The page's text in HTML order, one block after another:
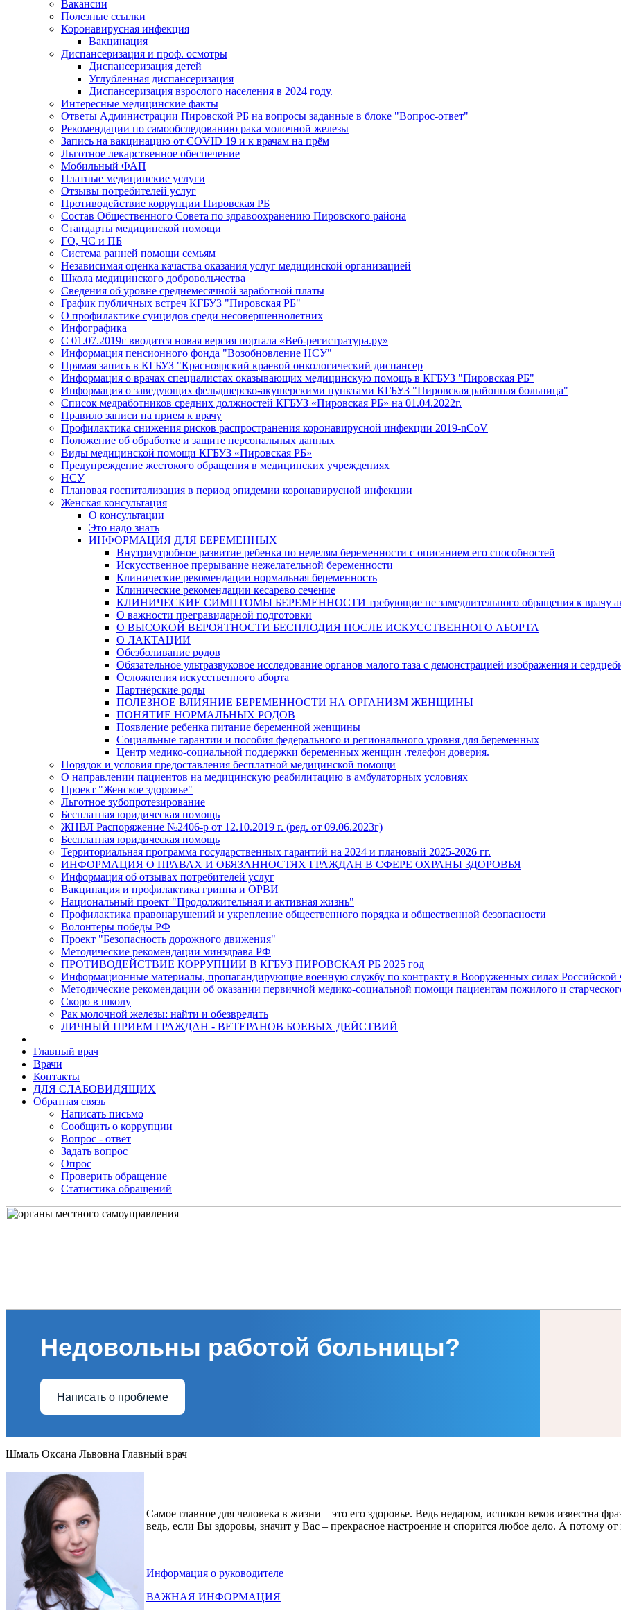
Вакансии
Полезные ссылки
Коронавирусная инфекция
Вакцинация
Диспансеризация и проф. осмотры
Диспансеризация детей
Углубленная диспансеризация
Диспансеризация взрослого населения в 2024 году.
Интересные медицинские факты
Ответы Администрации Пировской РБ на вопросы заданные в блоке "Вопрос-ответ"
Рекомендации по самообследованию рака молочной железы
Запись на вакцинацию от COVID 19 и к врачам на прём
Льготное лекарственное обеспечение
Мобильный ФАП
Платные медицинские услуги
Отзывы потребителей услуг
Противодействие коррупции Пировская РБ
Состав Общественного Совета по здравоохранению Пировского района
Стандарты медицинской помощи
ГО, ЧС и ПБ
Система ранней помощи семьям
Независимая оценка качаства оказания услуг медицинской организацией
Школа медицинского добровольчества
Сведения об уровне среднемесячной заработной платы
График публичных встреч КГБУЗ "Пировская РБ"
О профилактике суицидов среди несовершеннолетних
Инфографика
С 01.07.2019г вводится новая версия портала «Веб-регистратура.ру»
Информация пенсионного фонда "Возобновление НСУ"
Прямая запись в КГБУЗ "Красноярский краевой онкологический диспансер
Информация о врачах специалистах оказывающих медицинскую помощь в КГБУЗ "Пировская РБ"
Информация о заведующих фельдшерско-акушерскими пунктами КГБУЗ "Пировская районная больница"
Список медработников средних должностей КГБУЗ «Пировская РБ» на 01.04.2022г.
Правило записи на прием к врачу
Профилактика снижения рисков распространения коронавирусной инфекции 2019-nCoV
Положение об обработке и защите персональных данных
Виды медицинской помощи КГБУЗ «Пировская РБ»
Предупреждение жестокого обращения в медицинских учреждениях
НСУ
Плановая госпитализация в период эпидемии коронавирусной инфекции
Женская консультация
О консультации
Это надо знать
ИНФОРМАЦИЯ ДЛЯ БЕРЕМЕННЫХ
Внутриутробное развитие ребенка по неделям беременности с описанием его способностей
Искусственное прерывание нежелательной беременности
Клинические рекомендации нормальная беременность
Клинические рекомендации кесарево сечение
КЛИНИЧЕСКИЕ СИМПТОМЫ БЕРЕМЕННОСТИ требующие не замедлительного обращения к врачу
О важности прегравидарной подготовки
О ВЫСОКОЙ ВЕРОЯТНОСТИ БЕСПЛОДИЯ ПОСЛЕ ИСКУССТВЕННОГО АБОРТА
О ЛАКТАЦИИ
Обезболивание родов
Обязательное ультразвуковое исследование органов малого таза с демонстрацией изображения и
Осложнения искусственного аборта
Партнёрские роды
ПОЛЕЗНОЕ ВЛИЯНИЕ БЕРЕМЕННОСТИ НА ОРГАНИЗМ ЖЕНЩИНЫ
ПОНЯТИЕ НОРМАЛЬНЫХ РОДОВ
Появление ребенка питание беременной женщины
Социальные гарантии и пособия федерального и регионального уровня для беременных
Центр медико-социальной поддержки беременных женщин .телефон доверия.
Порядок и условия предоставления бесплатной медицинской помощи
О направлении пациентов на медицинскую реабилитацию в амбулаторных условиях
Проект "Женское здоровье"
Льготное зубопротезирование
Бесплатная юридическая помощь
ЖНВЛ Распоряжение №2406-р от 12.10.2019 г. (ред. от 09.06.2023г)
Бесплатная юридическая помощь
Территориальная программа государственных гарантий на 2024 и плановый 2025-2026 гг.
ИНФОРМАЦИЯ О ПРАВАХ И ОБЯЗАННОСТЯХ ГРАЖДАН В СФЕРЕ ОХРАНЫ ЗДОРОВЬЯ
Информация об отзывах потребителей услуг
Вакцинация и профилактика гриппа и ОРВИ
Национальный проект "Продолжительная и активная жизнь"
Профилактика правонарушений и укрепление общественного порядка и общественной безопасности
Волонтеры победы РФ
Проект "Безопасность дорожного движения"
Методические рекомендации минздрава РФ
ПРОТИВОДЕЙСТВИЕ КОРРУПЦИИ В КГБУЗ ПИРОВСКАЯ РБ 2025 год
Информационные материалы, пропагандирующие военную службу по контракту в Вооруженных силах Российской
Методические рекомендации об оказании первичной медико-социальной помощи пациентам пожилого и
Скоро в школу
Рак молочной железы: найти и обезвредить
ЛИЧНЫЙ ПРИЕМ ГРАЖДАН - ВЕТЕРАНОВ БОЕВЫХ ДЕЙСТВИЙ
Главный врач
Врачи
Контакты
ДЛЯ СЛАБОВИДЯЩИХ
Обратная связь
Написать письмо
Сообщить о коррупции
Вопрос - ответ
Задать вопрос
Опрос
Проверить обращение
Статистика обращений
Недовольны работой больницы?
Написать о проблеме
Шмаль Оксана Львовна Главный врач
Самое главное для человека в жизни – это его здоровье. Ведь недаром, испокон веков известна
ведь, если Вы здоровы, значит у Вас – прекрасное настроение и спорится любое дело. А потому
Информация о руководителе
ВАЖНАЯ ИНФОРМАЦИЯ